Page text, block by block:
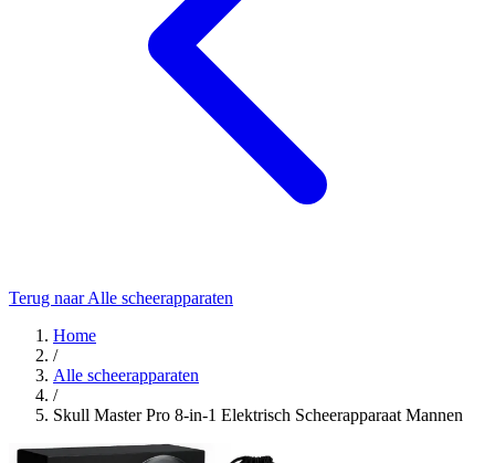
Terug naar Alle scheerapparaten
Home
/
Alle scheerapparaten
/
Skull Master Pro 8-in-1 Elektrisch Scheerapparaat Mannen